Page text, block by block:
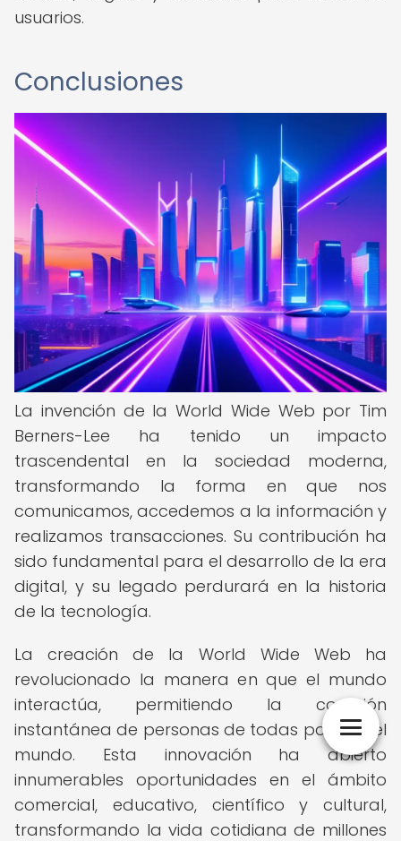
usuarios.
Conclusiones
La invención de la World Wide Web por Tim
Berners-Lee ha tenido un impacto
trascendental en la sociedad moderna,
transformando la forma en que nos
comunicamos, accedemos a la información y
realizamos transacciones. Su contribución ha
sido fundamental para el desarrollo de la era
digital, y su legado perdurará en la historia
de la tecnología.
La creación de la World Wide Web ha
revolucionado la manera en que el mundo
interactúa, permitiendo la conexión
instantánea de personas de todas partes del
mundo. Esta innovación ha abierto
innumerables oportunidades en el ámbito
comercial, educativo, científico y cultural,
transformando la vida cotidiana de millones